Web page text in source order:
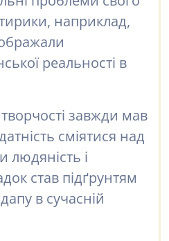
наприклад,
реальності в
завжди мав
сміятися над
людяність і
став підґрунтям
в сучасній